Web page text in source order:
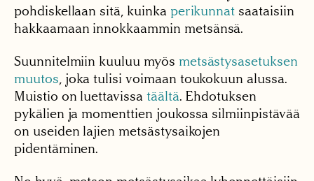
pohdiskellaan sitä, kuinka perikunnat saataisiin
hakkaamaan innokkaammin metsänsä.
Suunnitelmiin kuuluu myös metsästysasetuksen
muutos, joka tulisi voimaan toukokuun alussa.
Muistio on luettavissa täältä. Ehdotuksen
pykälien ja momenttien joukossa silmiinpistävää
on useiden lajien metsästysaikojen
pidentäminen.